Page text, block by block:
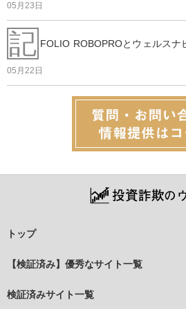
05月23日
記 FOLIO ROBOPROとウェルスナ
05月22日
トップ
【検証済み】優秀なサイト一覧
検証済みサイト一覧